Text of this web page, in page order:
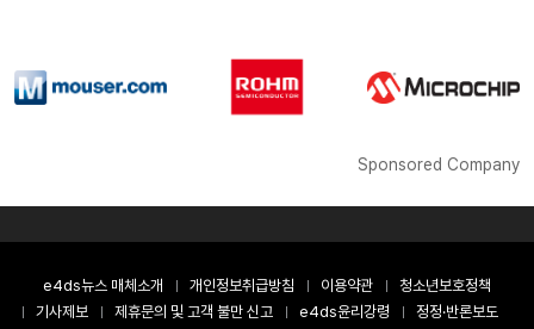
Sponsored Company
e4ds뉴스 매체소개 개인정보취급방침 이용약관
청소년보호정책
기사제보
제휴문의 및 고객 불만 신고 e4ds윤리강령 정정·반론보도